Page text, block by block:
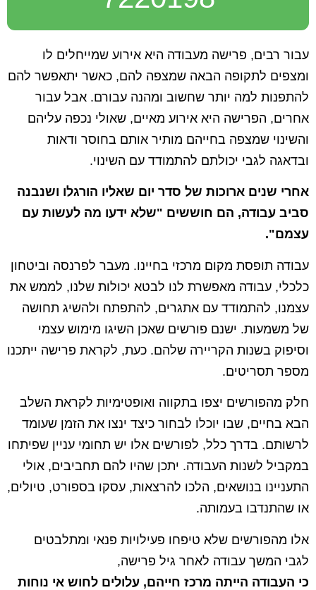
עבור רבים, פרישה מעבודה היא אירוע שמייחלים לו
ומצפים לתקופה הבאה שמצפה להם, כאשר יתאפשר להם
להתפנות למה יותר שחשוב ומהנה עבורם. אבל עבור
אחרים, הפרישה היא אירוע מאיים, שאולי נכפה עליהם
והשינוי שמצפה בחייהם מותיר אותם בחוסר ודאות
ובדאגה לגבי יכולתם להתמודד עם השינוי.
אחרי שנים ארוכות של סדר יום שאליו הורגלו ושנבנה
סביב עבודה, הם חוששים "שלא ידעו מה לעשות עם
עצמם".
עבודה תופסת מקום מרכזי בחיינו. מעבר לפרנסה וביטחון
כלכלי, עבודה מאפשרת לנו לבטא יכולות שלנו, לממש את
עצמנו, להתמודד עם אתגרים, להתפתח ולהשיג תחושה
של משמעות. ישנם פורשים שאכן השיגו מימוש עצמי
וסיפוק בשנות הקריירה שלהם. כעת, לקראת פרישה ייתכנו
מספר תסריטים.
חלק מהפורשים יצפו בתקווה ואופטימיות לקראת השלב
הבא בחיים, שבו יוכלו לבחור כיצד ינצו את הזמן שעומד
לרשותם. בדרך כלל, לפורשים אלו יש תחומי עניין שפיתחו
במקביל לשנות העבודה. יתכן שהיו להם תחביבים, אולי
התעניינו בנושאים, הלכו להרצאות, עסקו בספורט, טיולים,
או שהתנדבו בעמותה.
אלו מהפורשים שלא טיפחו פעילויות פנאי ומתלבטים
לגבי המשך עבודה לאחר גיל פרישה,
כי העבודה הייתה מרכז חייהם, עלולים לחוש אי נוחות